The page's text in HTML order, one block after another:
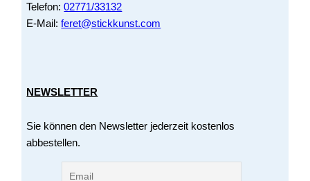
Telefon:02771/33132
E-Mail:feret@stickkunst.com
NEWSLETTER
Sie können den Newsletter jederzeit kostenlos
abbestellen.